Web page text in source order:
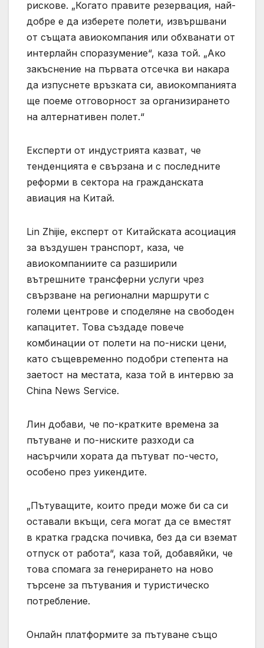
рискове. „Когато правите резервация, най-
добре е да изберете полети, извършвани
от същата авиокомпания или обхванати от
интерлайн споразумение“, каза той. „Ако
закъснение на първата отсечка ви накара
да изпуснете връзката си, авиокомпанията
ще поеме отговорност за организирането
на алтернативен полет.“
Експерти от индустрията казват, че
тенденцията е свързана и с последните
реформи в сектора на гражданската
авиация на Китай.
Lin Zhijie, експерт от Китайската асоциация
за въздушен транспорт, каза, че
авиокомпаниите са разширили
вътрешните трансферни услуги чрез
свързване на регионални маршрути с
големи центрове и споделяне на свободен
капацитет. Това създаде повече
комбинации от полети на по-ниски цени,
като същевременно подобри степента на
заетост на местата, каза той в интервю за
China News Service.
Лин добави, че по-кратките времена за
пътуване и по-ниските разходи са
насърчили хората да пътуват по-често,
особено през уикендите.
„Пътуващите, които преди може би са си
оставали вкъщи, сега могат да се вместят
в кратка градска почивка, без да си вземат
отпуск от работа“, каза той, добавяйки, че
това спомага за генерирането на ново
търсене за пътувания и туристическо
потребление.
Онлайн платформите за пътуване също